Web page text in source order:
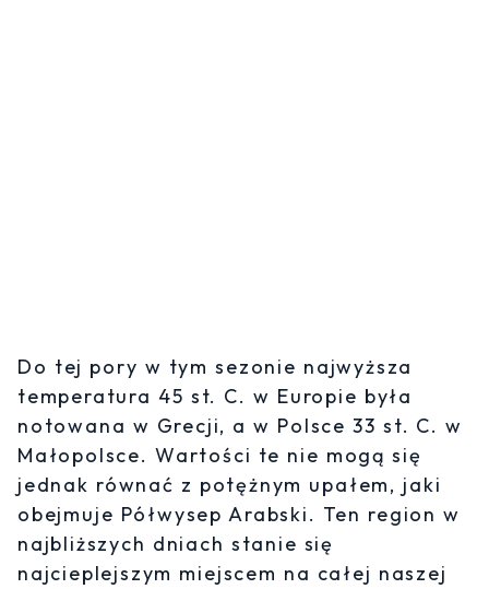
Do tej pory w tym sezonie najwyższa
temperatura 45 st. C. w Europie była
notowana w Grecji, a w Polsce 33 st. C. w
Małopolsce. Wartości te nie mogą się
jednak równać z potężnym upałem, jaki
obejmuje Półwysep Arabski. Ten region w
najbliższych dniach stanie się
najcieplejszym miejscem na całej naszej